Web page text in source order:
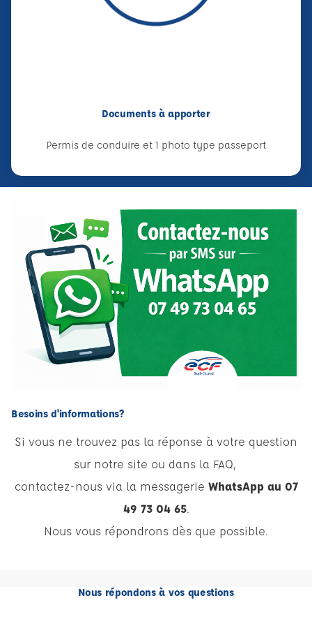
Documents à apporter
Permis de conduire et 1 photo type passeport
Besoins d'informations?
Si vous ne trouvez pas la réponse à votre question
sur notre site ou dans la FAQ,
contactez-nous via la messagerie WhatsApp au 07
49 73 04 65.
Nous vous répondrons dès que possible.
Nous répondons à vos questions